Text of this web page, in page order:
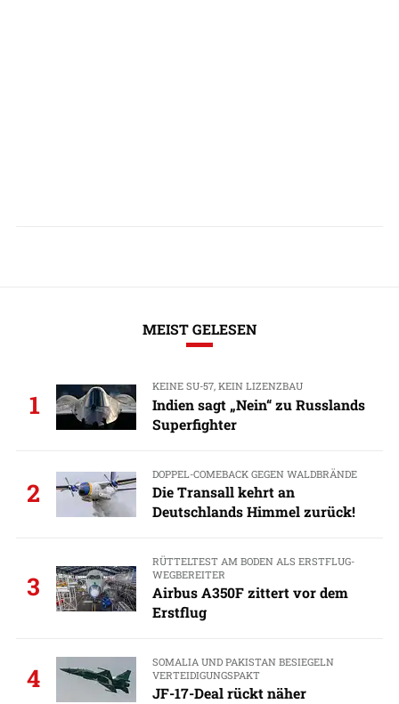
MEIST GELESEN
1
KEINE SU-57, KEIN LIZENZBAU
Indien sagt „Nein“ zu Russlands
Superfighter
2
DOPPEL-COMEBACK GEGEN WALDBRÄNDE
Die Transall kehrt an
Deutschlands Himmel zurück!
3
RÜTTELTEST AM BODEN ALS ERSTFLUG-
WEGBEREITER
Airbus A350F zittert vor dem
Erstflug
4
SOMALIA UND PAKISTAN BESIEGELN
VERTEIDIGUNGSPAKT
JF-17-Deal rückt näher